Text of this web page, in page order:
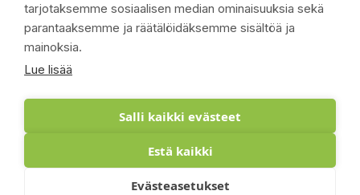
tarjotaksemme sosiaalisen median ominaisuuksia sekä
parantaaksemme ja räätälöidäksemme sisältöä ja
mainoksia.
Lue lisää
Salli kaikki evästeet
Estä kaikki
Evästeasetukset
© 2026 - Suomen Siisti Piha Oy - Toteutus: